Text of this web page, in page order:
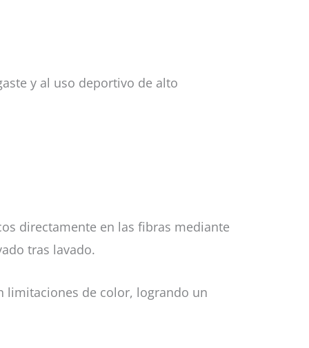
y al uso deportivo de alto
directamente en las fibras mediante
tras lavado.
limitaciones de color, logrando un